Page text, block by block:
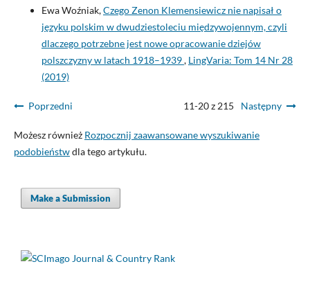
Ewa Woźniak,Czego Zenon Klemensiewicz nie napisał o
języku polskim w dwudziestoleciu międzywojennym, czyli
dlaczego potrzebne jest nowe opracowanie dziejów
polszczyzny w latach 1918–1939, LingVaria: Tom 14 Nr 28
(2019)
Poprzedni 11-20 z 215 Następny
Możesz również Rozpocznij zaawansowane wyszukiwanie
podobieństwdla tego artykułu.
Make a Submission